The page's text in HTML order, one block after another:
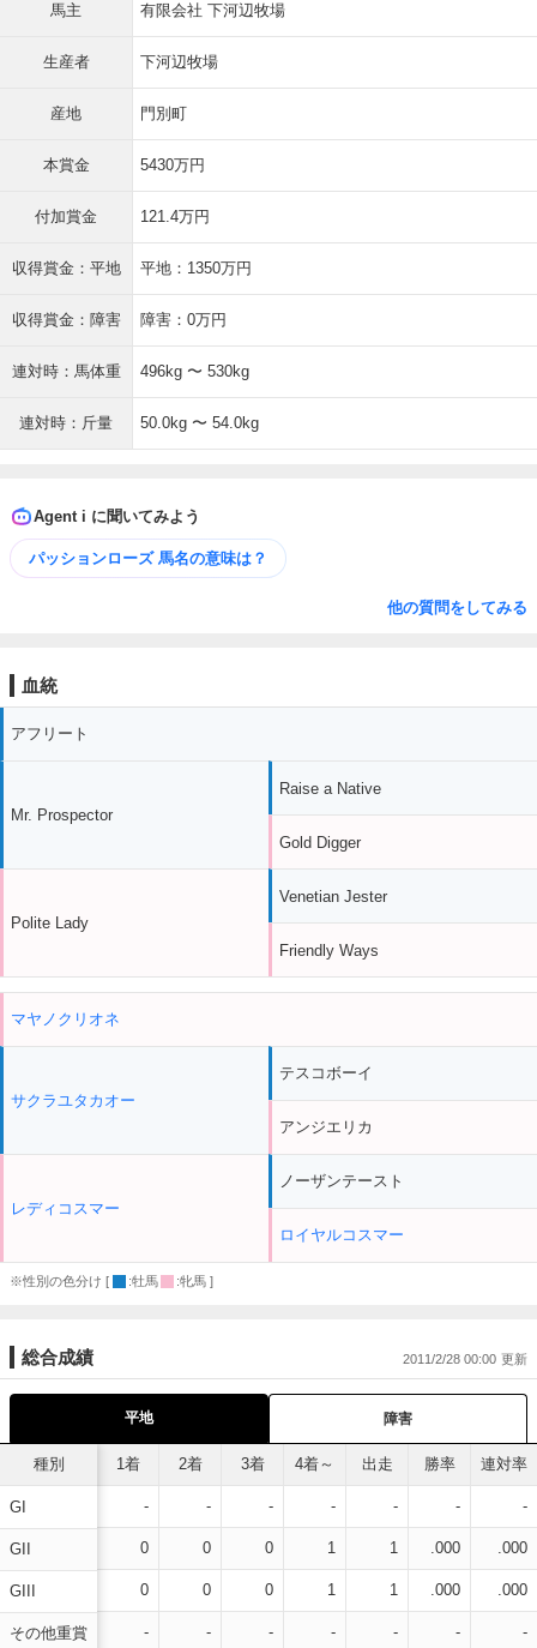
馬主 有限会社 下河辺牧場
生産者 下河辺牧場
産地 門別町
本賞金 5430万円
付加賞金 121.4万円
収得賞金：平地 平地：1350万円
収得賞金：障害 障害：0万円
連対時：馬体重 496kg 〜 530kg
連対時：斤量 50.0kg 〜 54.0kg
Agent i に聞いてみよう
パッションローズ 馬名の意味は？
他の質問をしてみる
血統
アフリート
Mr. Prospector
Polite Lady
Raise a Native
Gold Digger
Venetian Jester
Friendly Ways
マヤノクリオネ
サクラユタカオー
レディコスマー
テスコボーイ
アンジエリカ
ノーザンテースト
ロイヤルコスマー
※性別の色分け [ :牡馬 :牝馬 ]
総合成績 2011/2/28 00:00
平地 障害
種別
GI
GII
GIII
その他重賞
1着 2着 3着 4着～ 出走 勝率 連対率
- - - - - - -
0 0 0 1 1 .000 .000
0 0 0 1 1 .000 .000
- - - - - - -